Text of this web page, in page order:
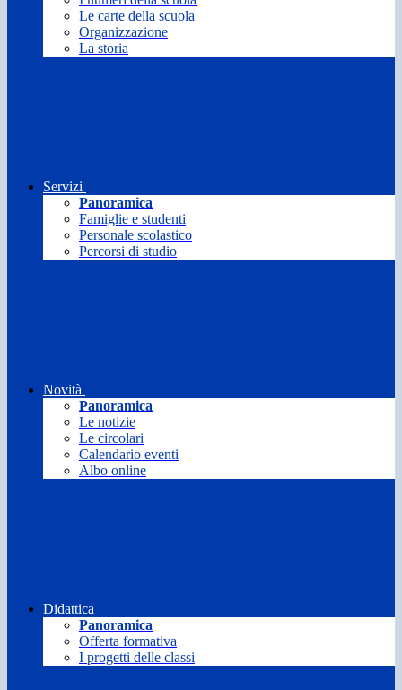
Le carte della scuola
Organizzazione
La storia
Servizi
Panoramica
Famiglie e studenti
Personale scolastico
Percorsi di studio
Novità
Panoramica
Le notizie
Le circolari
Calendario eventi
Albo online
Didattica
Panoramica
Offerta formativa
I progetti delle classi